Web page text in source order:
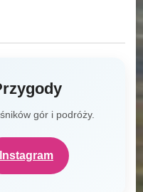
gór i podróży.
Instagram